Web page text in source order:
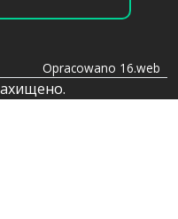
Opracowano 16.web